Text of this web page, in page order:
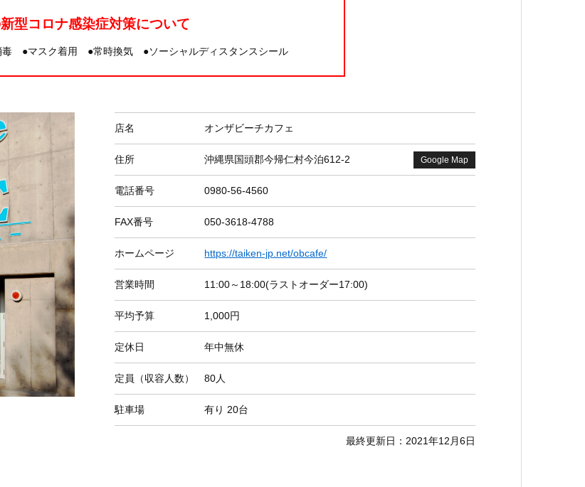
型コロナ感染症対策について
●マスク着用 ●常時換気 ●ソーシャルディスタンスシール
店名 オンザビーチカフェ
住所 沖縄県国頭郡今帰仁村今泊612-2 Google Map
電話番号 0980-56-4560
FAX番号 050-3618-4788
ホームページ https://taiken-jp.net/obcafe/
営業時間 11:00～18:00(ラストオーダー17:00)
平均予算 1,000円
定休日 年中無休
定員（収容人数） 80人
駐車場 有り 20台
最終更新日：2021年12月6日